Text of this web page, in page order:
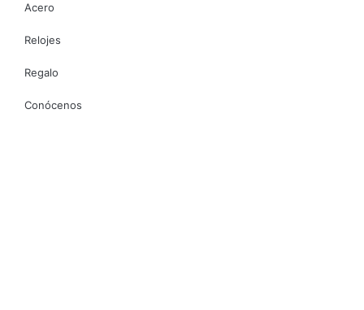
Acero
Relojes
Regalo
Conócenos